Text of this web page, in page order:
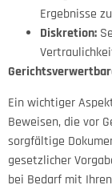
Ergebnisse
Diskretion:
Ein wichtiger
Beweisen, die vor
sorgfältige
gesetzlicher
bei Bedarf mit